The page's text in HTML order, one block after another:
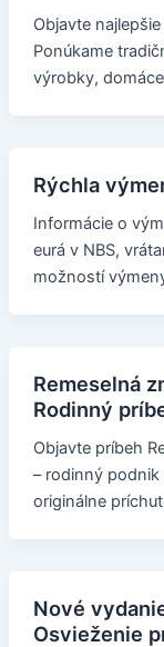
Objavte
Ponúkame
výrobky,
Rýchla
Informácie o
eurá v NBS,
možností
Remeselná
Rodinný
Objavte príbeh
– rodinný podnik
originálne
Nové
Osvieženie